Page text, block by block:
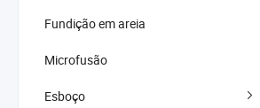
Fundição em areia
Microfusão
Esboço